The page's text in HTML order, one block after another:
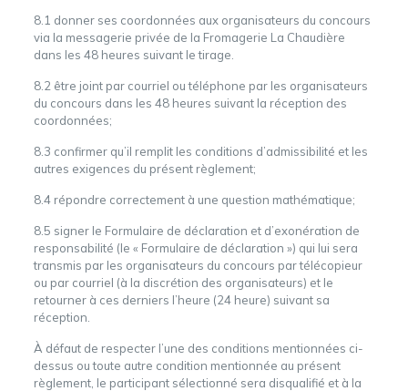
8.1 donner ses coordonnées aux organisateurs du concours
via la messagerie privée de la Fromagerie La Chaudière
dans les 48 heures suivant le tirage.
8.2 être joint par courriel ou téléphone par les organisateurs
du concours dans les 48 heures suivant la réception des
coordonnées;
8.3 confirmer qu’il remplit les conditions d’admissibilité et les
autres exigences du présent règlement;
8.4 répondre correctement à une question mathématique;
8.5 signer le Formulaire de déclaration et d’exonération de
responsabilité (le « Formulaire de déclaration ») qui lui sera
transmis par les organisateurs du concours par télécopieur
ou par courriel (à la discrétion des organisateurs) et le
retourner à ces derniers l’heure (24 heure) suivant sa
réception.
À défaut de respecter l’une des conditions mentionnées ci-
dessus ou toute autre condition mentionnée au présent
règlement, le participant sélectionné sera disqualifié et à la